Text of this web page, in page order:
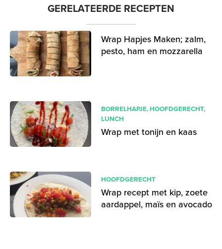
GERELATEERDE RECEPTEN
Wrap Hapjes Maken; zalm,
pesto, ham en mozzarella
BORRELHAPJE,HOOFDGERECHT,
LUNCH
Wrap met tonijn en kaas
HOOFDGERECHT
Wrap recept met kip, zoete
aardappel, maïs en avocado